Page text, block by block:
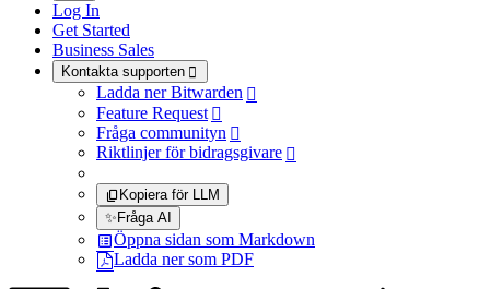
Log In
Get Started
Business Sales
Kontakta supporten 
Ladda ner Bitwarden 
Feature Request 
Fråga communityn 
Riktlinjer för bidragsgivare 
Kopiera för LLM
✨Fråga AI
Öppna sidan som Markdown
Ladda ner som PDF